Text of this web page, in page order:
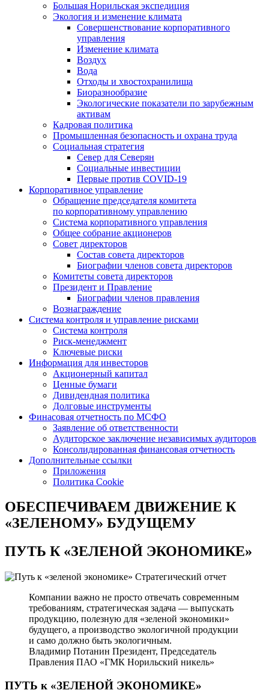
Большая Норильская экспедиция
Экология и изменение климата
Совершенствование корпоративного
управления
Изменение климата
Воздух
Вода
Отходы и хвостохранилища
Биоразнообразие
Экологические показатели по зарубежным
активам
Кадровая политика
Промышленная безопасность и охрана труда
Социальная стратегия
Север для Северян
Социальные инвестиции
Первые против COVID‑19
Корпоративное управление
Обращение председателя комитета
по корпоративному управлению
Система корпоративного управления
Общее собрание акционеров
Совет директоров
Состав совета директоров
Биографии членов совета директоров
Комитеты совета директоров
Президент и Правление
Биографии членов правления
Вознаграждение
Система контроля и управление рисками
Система контроля
Риск-менеджмент
Ключевые риски
Информация для инвесторов
Акционерный капитал
Ценные бумаги
Дивидендная политика
Долговые инструменты
Финасовая отчетность по МСФО
Заявление об ответственности
Аудиторское заключение независимых аудиторов
Консолидированная финансовая отчетность
Дополнительные ссылки
Приложения
Политика Cookie
ОБЕСПЕЧИВАЕМ ДВИЖЕНИЕ К
«ЗЕЛЕНОМУ» БУДУЩЕМУ
ПУТЬ К«ЗЕЛЕНОЙ ЭКОНОМИКЕ»
Стратегический отчет
Компании важно не просто отвечать современным
требованиям, стратегическая задача — выпускать
продукцию, полезную для «зеленой экономики»
будущего, а производство экологичной продукции
и само должно быть экологичным.
Владимир Потанин Президент, Председатель
Правления ПАО «ГМК Норильский никель»
ПУТЬ к «ЗЕЛЕНОЙ ЭКОНОМИКЕ»